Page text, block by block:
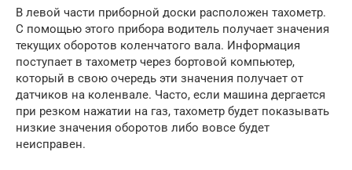
В левой части приборной доски расположен тахометр.
С помощью этого прибора водитель получает значения
текущих оборотов коленчатого вала. Информация
поступает в тахометр через бортовой компьютер,
который в свою очередь эти значения получает от
датчиков на коленвале. Часто, если машина дергается
при резком нажатии на газ, тахометр будет показывать
низкие значения оборотов либо вовсе будет
неисправен.